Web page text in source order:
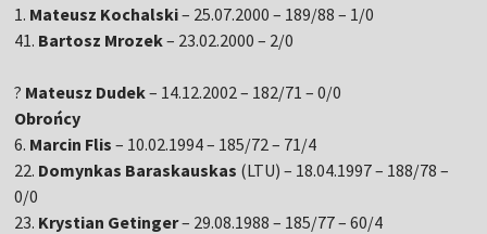
1. Mateusz Kochalski– 25.07.2000 – 189/88 – 1/0
41. Bartosz Mrozek– 23.02.2000 – 2/0
? Mateusz Dudek– 14.12.2002 – 182/71 – 0/0
Obrońcy
6. Marcin Flis – 10.02.1994 – 185/72 – 71/4
22. Domynkas Baraskauskas (LTU) – 18.04.1997 – 188/78 –
0/0
23. Krystian Getinger– 29.08.1988 – 185/77 – 60/4